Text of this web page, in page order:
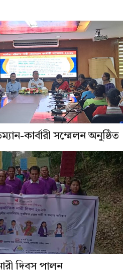
কার্বারী সম্মেলন অনুষ্ঠিত
দিবস পালন